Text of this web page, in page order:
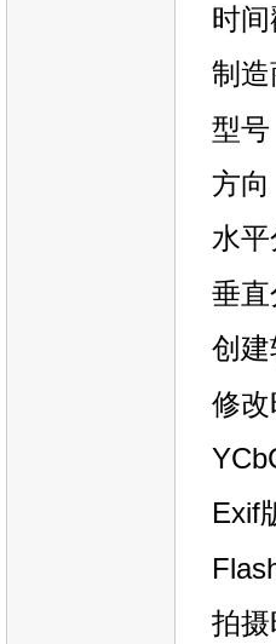
时
制
型
方
水
垂
创
修
Exif
拍